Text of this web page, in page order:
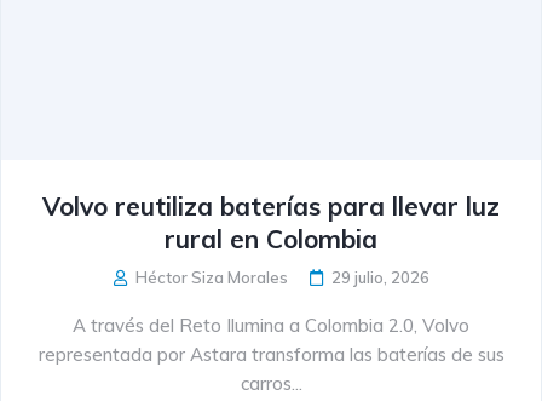
Volvo reutiliza baterías para llevar luz
rural en Colombia
Héctor Siza Morales 29 julio, 2026
A través del Reto Ilumina a Colombia 2.0, Volvo
representada por Astara transforma las baterías de sus
carros...